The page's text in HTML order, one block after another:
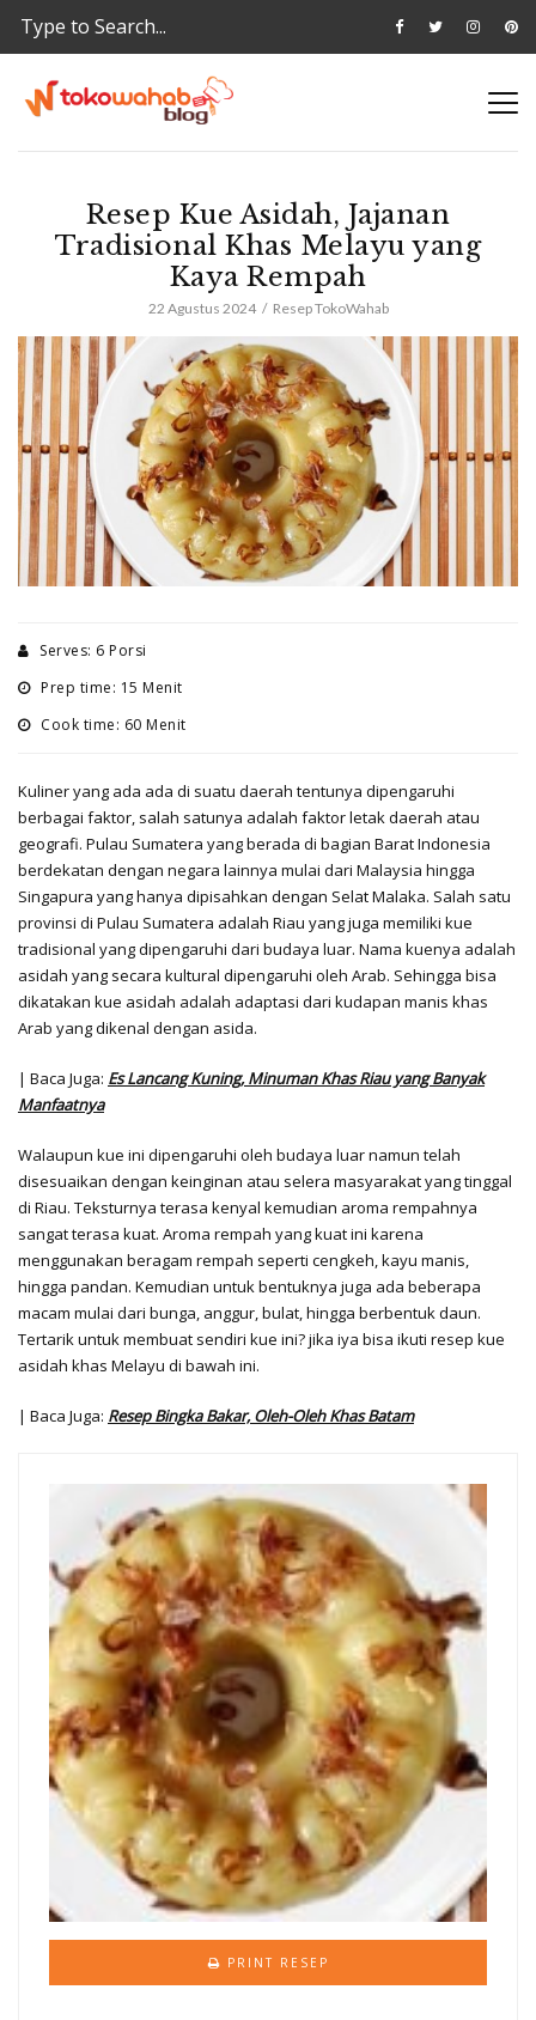
Resep Kue Asidah, Jajanan
Tradisional Khas Melayu yang
Kaya Rempah
22 Agustus 2024 Resep TokoWahab
Serves: 6 Porsi
Prep time: 15 Menit
Cook time: 60 Menit
Kuliner yang ada ada di suatu daerah tentunya dipengaruhi
berbagai faktor, salah satunya adalah faktor letak daerah atau
geografi. Pulau Sumatera yang berada di bagian Barat Indonesia
berdekatan dengan negara lainnya mulai dari Malaysia hingga
Singapura yang hanya dipisahkan dengan Selat Malaka. Salah satu
provinsi di Pulau Sumatera adalah Riau yang juga memiliki kue
tradisional yang dipengaruhi dari budaya luar. Nama kuenya adalah
asidah yang secara kultural dipengaruhi oleh Arab. Sehingga bisa
dikatakan kue asidah adalah adaptasi dari kudapan manis khas
Arab yang dikenal dengan asida.
| Baca Juga: Es Lancang Kuning, Minuman Khas Riau yang Banyak
Manfaatnya
Walaupun kue ini dipengaruhi oleh budaya luar namun telah
disesuaikan dengan keinginan atau selera masyarakat yang tinggal
di Riau. Teksturnya terasa kenyal kemudian aroma rempahnya
sangat terasa kuat. Aroma rempah yang kuat ini karena
menggunakan beragam rempah seperti cengkeh, kayu manis,
hingga pandan. Kemudian untuk bentuknya juga ada beberapa
macam mulai dari bunga, anggur, bulat, hingga berbentuk daun.
Tertarik untuk membuat sendiri kue ini? jika iya bisa ikuti resep kue
asidah khas Melayu di bawah ini.
| Baca Juga: Resep Bingka Bakar, Oleh-Oleh Khas Batam
PRINT RESEP